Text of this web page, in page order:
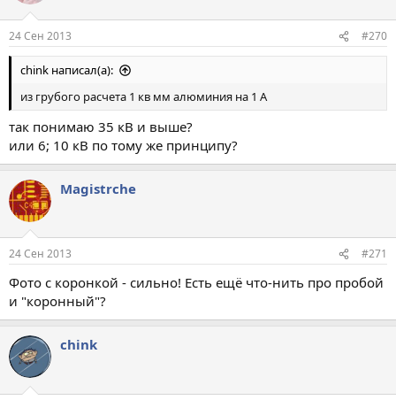
24 Сен 2013 #270
chink написал(а):
из грубого расчета 1 кв мм алюминия на 1 А
так понимаю 35 кВ и выше?
или 6; 10 кВ по тому же принципу?
Magistrche
24 Сен 2013 #271
Фото с коронкой - сильно! Есть ещё что-нить про пробой
и "коронный"?
chink